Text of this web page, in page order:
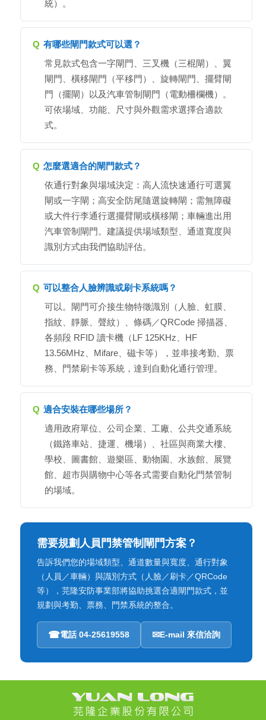
統）。
Q 有哪些閘門款式可以選？
常見款式包含一字閘門、三叉機（三棍閘）、翼
閘門、橫移閘門（平移門）、旋轉閘門、擺臂閘
門（擺閘）以及汽車管制閘門（電動柵欄機）。
可依場域、功能、尺寸與外觀需求選擇合適款
式。
Q 怎麼選適合的閘門款式？
依通行對象與場域決定：高人流快速通行可選翼
閘或一字閘；高安全防尾隨選旋轉閘；需無障礙
或大件行李通行選擺臂閘或橫移閘；車輛進出用
汽車管制閘門。建議提供場域類型、通道寬度與
識別方式由我們協助評估。
Q 可以整合人臉辨識或刷卡系統嗎？
可以。閘門可介接生物特徵識別（人臉、虹膜、
指紋、靜脈、聲紋）、條碼／QRCode 掃描器、
各頻段 RFID 讀卡機（LF 125KHz、HF
13.56MHz、Mifare、磁卡等），並串接考勤、票
務、門禁刷卡等系統，達到自動化通行管理。
Q 適合安裝在哪些場所？
適用政府單位、公司企業、工廠、公共交通系統
（鐵路車站、捷運、機場）、社區與商業大樓、
學校、圖書館、遊樂區、動物園、水族館、展覽
館、超市與購物中心等各式需要自動化門禁管制
的場域。
需要規劃人員門禁管制閘門方案？
告訴我們您的場域類型、通道數量與寬度、通行對象
（人員／車輛）與識別方式（人臉／刷卡／QRCode
等），芫隆安防事業部將協助挑選合適閘門款式，並
規劃與考勤、票務、門禁系統的整合。
☎電話 04-25619558 ✉E-mail 來信洽詢